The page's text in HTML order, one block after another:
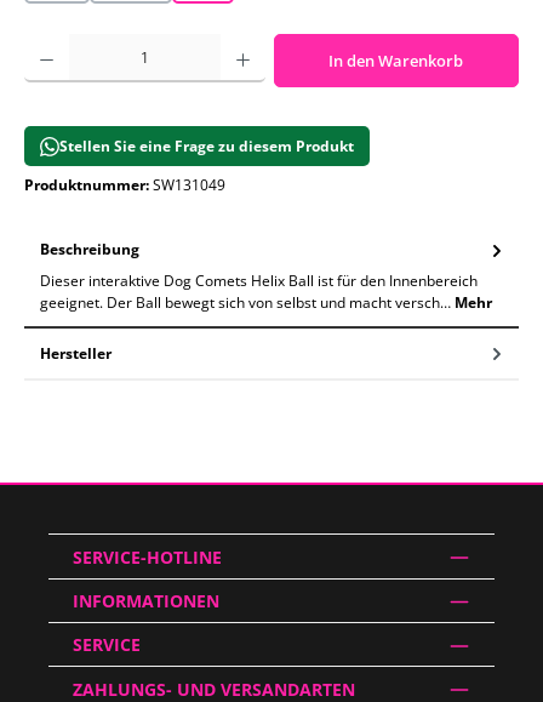
Produkt Anzahl: Gib den gewünschten Wert ein oder benutze die
In den Warenkorb
Stellen Sie eine Frage zu diesem Produkt
Produktnummer:SW131049
Beschreibung
Dieser interaktive Dog Comets Helix Ball ist für den Innenbereich
geeignet. Der Ball bewegt sich von selbst und macht versch… Mehr
Hersteller
SERVICE-HOTLINE
INFORMATIONEN
SERVICE
ZAHLUNGS- UND VERSANDARTEN